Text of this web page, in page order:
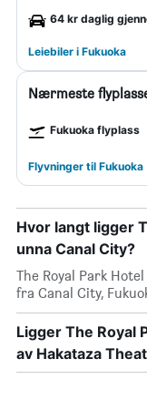
64 kr daglig
Leiebiler i Fukuoka
Nærmeste
Fukuoka flyplass
Flyvninger til Fukuoka
Hvor langt ligger
unna Canal City?
The Royal Park
fra Canal City,
Ligger The Royal
av Hakataza